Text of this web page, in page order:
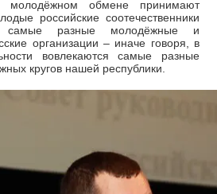
молодёжном обмене принимают
российские соотечественники
разные молодёжные и
организации – иначе говоря, в
вовлекаются самые разные
кругов нашей республики.